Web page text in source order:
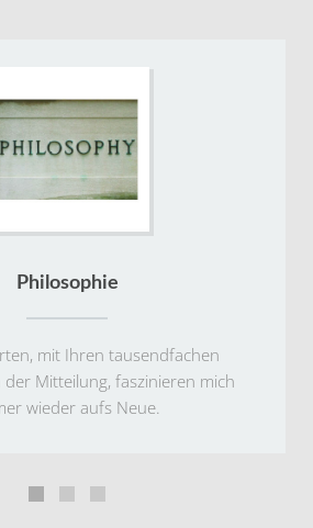
Philosophie
mit Ihren tausendfachen
der Mitteilung, faszinieren mich
wieder aufs Neue.